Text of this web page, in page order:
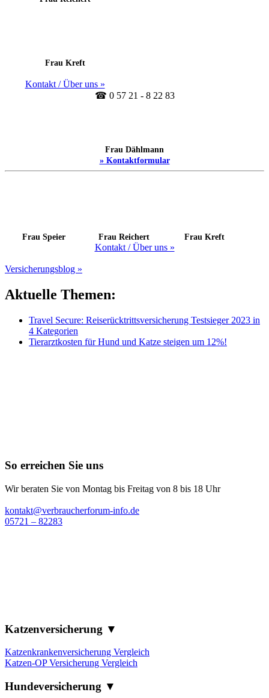
Frau Kreft
Kontakt / Über uns »
☎ 0 57 21 - 8 22 83
Frau Dählmann
» Kontaktformular
Frau Speier Frau Reichert Frau Kreft
Kontakt / Über uns »
Versicherungsblog »
Aktuelle Themen:
Travel Secure: Reiserücktrittsversicherung Testsieger 2023 in
4 Kategorien
Tierarztkosten für Hund und Katze steigen um 12%!
So erreichen Sie uns
Wir beraten Sie von Montag bis Freitag von 8 bis 18 Uhr
kontakt@verbraucherforum-info.de
05721 – 82283
Katzenversicherung ▼
Katzenkrankenversicherung Vergleich
Katzen-OP Versicherung Vergleich
Hundeversicherung ▼